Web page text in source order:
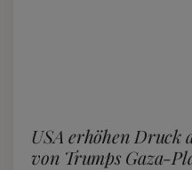
USA erhöhen Druck
von Trumps Gaza-